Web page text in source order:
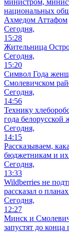
министром,
национальных
Ахмедом Аттафом
Сегодня,
15:28
Жительница
Сегодня,
15:20
Символ Года
Смолевичском
Сегодня,
14:56
Технику
года
Сегодня,
14:15
Рассказываем,
бюджетникам и их
Сегодня,
13:33
Wildberries не
рассказал о
Сегодня,
12:27
Минск и
запустят до конца